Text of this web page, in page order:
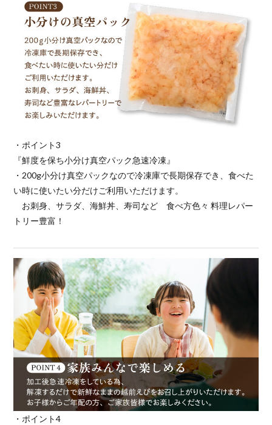
・ポイント3
『鮮度を保ち小分け真空パック急速冷凍』
・200g小分け真空パックなので冷凍庫で長期保存でき、食べた
い時に使いたい分だけご利用いただけます。
お刺身、サラダ、海鮮丼、寿司など 食べ方色々 料理レパー
トリー豊富！
・ポイント4